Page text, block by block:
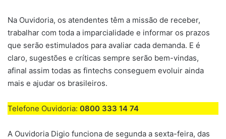
Na Ouvidoria, os atendentes têm a missão de receber,
trabalhar com toda a imparcialidade e informar os prazos
que serão estimulados para avaliar cada demanda. E é
claro, sugestões e críticas sempre serão bem-vindas,
afinal assim todas as fintechs conseguem evoluir ainda
mais e ajudar os brasileiros.
Telefone Ouvidoria: 0800 333 14 74
A Ouvidoria Digio funciona de segunda a sexta-feira, das